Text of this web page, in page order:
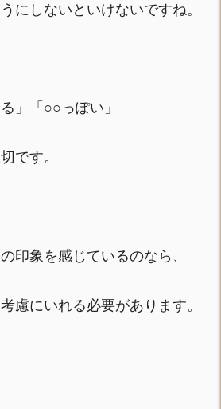
にしないといけないですね。
」「○○っぽい」
です。
印象を感じているのなら、
慮にいれる必要があります。